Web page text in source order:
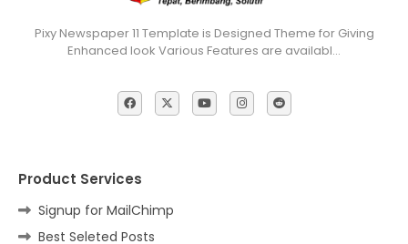
Pixy Newspaper 11 Template is Designed Theme for Giving
Enhanced look Various Features are availabl…
Product Services
Signup for MailChimp
Best Seleted Posts